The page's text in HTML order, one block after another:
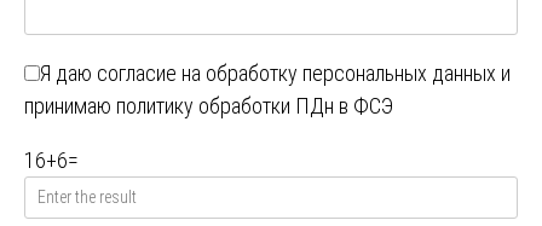
Я даю согласие на обработку персональных данных и
принимаю политику обработки ПДн в ФСЭ
16+6=